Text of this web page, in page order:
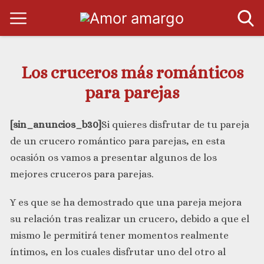
Los cruceros más románticos
para parejas
[sin_anuncios_b30] Si quieres disfrutar de tu pareja
de un crucero romántico para parejas, en esta
ocasión os vamos a presentar algunos de los
mejores cruceros para parejas.
Y es que se ha demostrado que una pareja mejora
su relación tras realizar un crucero, debido a que el
mismo le permitirá tener momentos realmente
íntimos, en los cuales disfrutar uno del otro al